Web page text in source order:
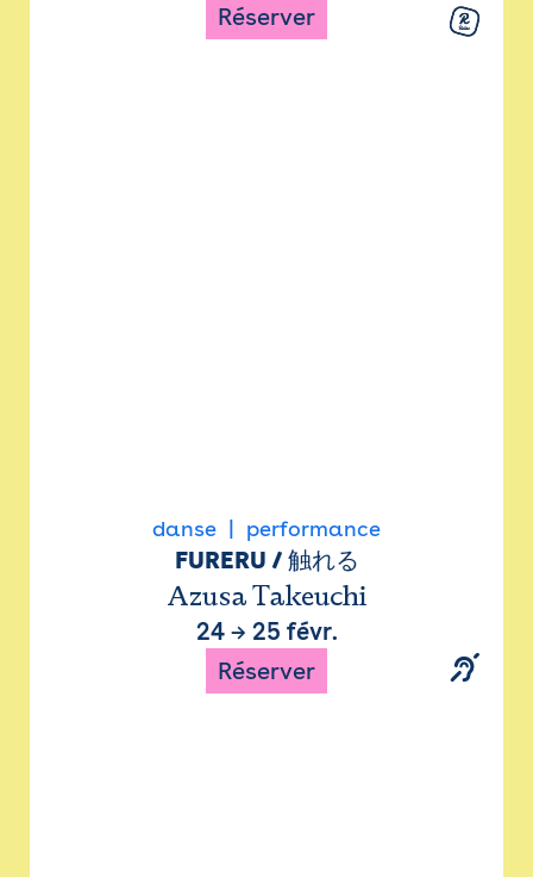
Réserver
danse performance
FURERU / 触れる
Azusa Takeuchi
24→ 25 févr.
Réserver